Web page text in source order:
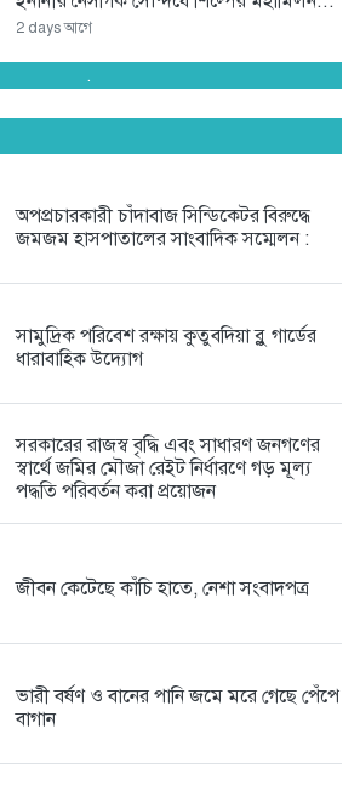
2 days আগে
শেখ হাসিনার ভারতে যাওয়া সবই...
2 days আগে
অপপ্রচারকারী চাঁদাবাজ সিন্ডিকেটর বিরুদ্ধে
3 days আগে
অদক্ষতা ও বহিরাগতদের দিয়ে দাপ্তরিক...
স্কপ কেন্দ্রীয় নেতৃবৃন্দের সঙ্গে কক্সবাজার...
6 days আগে
6 days আগে
.
অপপ্রচারকারী চাঁদাবাজ সিন্ডিকেটর বিরুদ্ধে
জমজম হাসপাতালের সাংবাদিক সম্মেলন :
সামুদ্রিক পরিবেশ রক্ষায় কুতুবদিয়া ব্লু গার্ডের
ধারাবাহিক উদ্যোগ
সরকারের রাজস্ব বৃদ্ধি এবং সাধারণ জনগণের
স্বার্থে জমির মৌজা রেইট নির্ধারণে গড় মূল্য
পদ্ধতি পরিবর্তন করা প্রয়োজন
জীবন কেটেছে কাঁচি হাতে, নেশা সংবাদপত্র
ভারী বর্ষণ ও বানের পানি জমে মরে গেছে পেঁপে
বাগান